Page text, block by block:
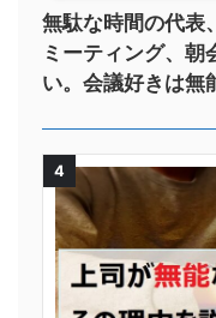
無駄な時間の代表
ミーティング、朝
い。会議好きは無
4